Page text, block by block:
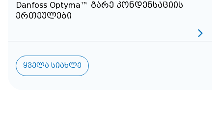
Danfoss Optyma™ გარე კონდენსაციის
ერთეულები
ყველა სიახლე